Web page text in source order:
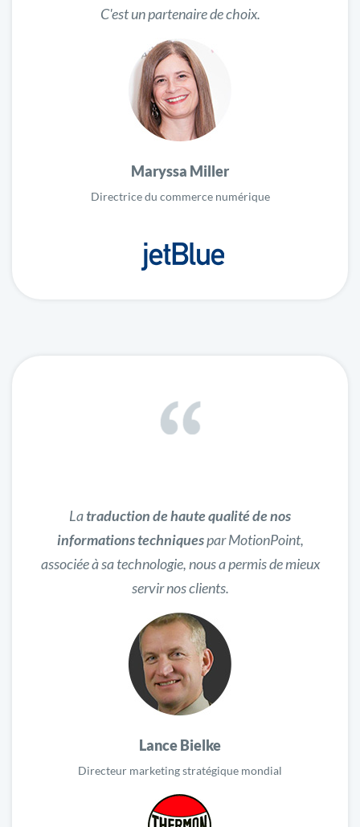
C'est un partenaire de choix.
Maryssa Miller
Directrice du commerce numérique
Latraduction de haute qualité de nos
informations techniquespar MotionPoint,
associée à sa technologie, nous a permis de mieux
servir nos clients.
Lance Bielke
Directeur marketing stratégique mondial